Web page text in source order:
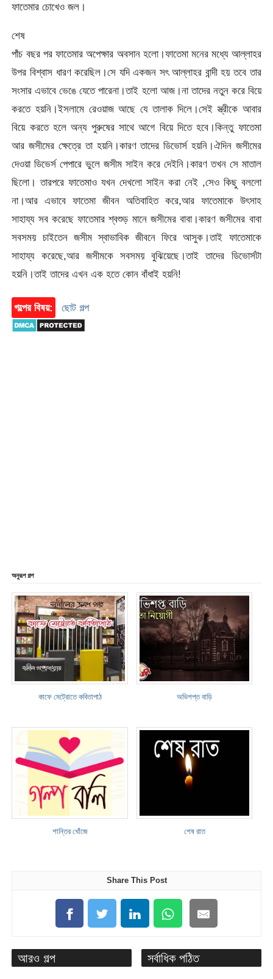
ফাতেমার চোখেও জল।
শেষ
পাঁচ বছর পর ফাতেমার অপেক্ষার অবসান হলো।ফাতেমা মনের মধ্যে আল্লাহর
উপর বিশ্বাস ধারণ করেছিল।সে যদি একজন সৎ আল্লাহর বান্দী হয় তবে তার
সংসার এভাবে ভেঙে যেতে পারেনা।তাই হলো আজ।না তাদের নতুন করে বিয়ে
করতে হয়নি।ইসলামে রেওয়াজ আছে যে তালাক দিলে।সেই স্ত্রীকে আবার
বিয়ে করতে হলে অন্য পুরুষের সাথে আগে বিয়ে দিতে হবে।কিন্তু ফাতেমা
আর জসীমের ক্ষেত্রে তা হয়নি।কারণ তাদের ডিভোর্স হয়নি।ঐদিন জসীমের
দেওয়া ডিভের্স পেপারে ভুলে জসীম সাইন করে দেইনি।কারণ তখন সে মাতাল
ছিলো। তারপরে ফাতেমাও যখন দেখলো সাইন করা নেই ,সেও কিছু বললো
না।আর এভাবে ফাতেমা জীবন অতিবাহিত করে,আর ফাতেমাকে উৎসাহ
সাহায্য সব করেছে ফাতেমার শ্বশুড় মানে জসীমের বাবা।কারণ জসীমের বাবা
সবসময় চাইতেন জসীম স্বাভাবিক জীবনে ফিরে আসুক।তাই ফাতেমাকে
সাহায্য করেছে,আর জসীমকে সবসময় বুঝিয়েছে।তাই তাদের ডিভোর্সটা
হয়নি।তাই তাদের এখন এক হতে কোন বাঁধাই হয়নি!
গল্পের বিষয়: ছোট গল্প
অনুরূপ গল্প
কাফে মেট্রোতে কবিতাপাঠ অভিশপ্ত বাড়ি
শান্তির খোঁজে শেষ রাত
Share This Post
আরও গল্প সর্বাধিক পঠিত